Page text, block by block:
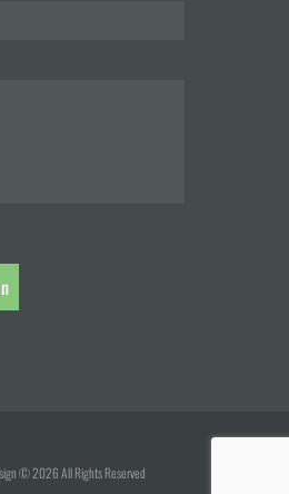
© 2026 All Rights Reserved